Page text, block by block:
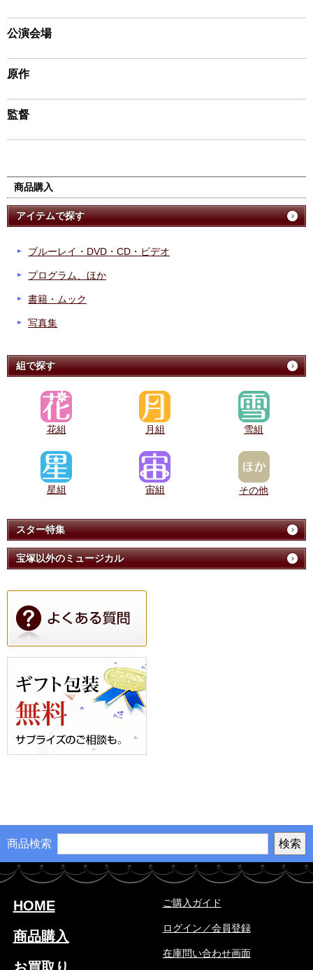
公演会場
原作
監督
商品購入
アイテムで探す
ブルーレイ・DVD・CD・ビデオ
プログラム、ほか
書籍・ムック
写真集
組で探す
花組 月組 雪組
星組 宙組 その他
スター特集
宝塚以外のミュージカル
商品検索
HOME
商品購入
ご購入ガイド
ログイン／会員登録
在庫問い合わせ画面